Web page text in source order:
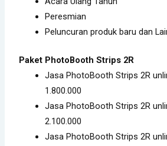
Peresmian
Peluncuran produk baru dan
Paket PhotoBooth Strips 2R
Jasa PhotoBooth Strips 2R
1.800.000
Jasa PhotoBooth Strips 2R
2.100.000
Jasa PhotoBooth Strips 2R